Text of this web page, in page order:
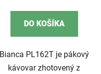
DO KOŠÍKA
Bianca PL162T je pákový
kávovar zhotovený z